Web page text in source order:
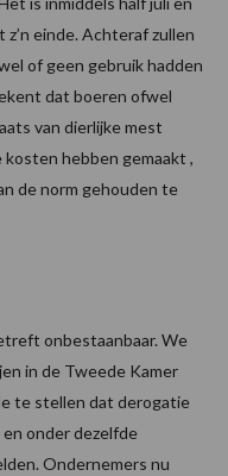
einde. Achteraf zullen
of geen gebruik hadden
dat boeren ofwel
van dierlijke mest
hebben gemaakt ,
de norm gehouden te
onbestaanbaar. We
in de Tweede Kamer
te stellen dat derogatie
onder dezelfde
Ondernemers nu